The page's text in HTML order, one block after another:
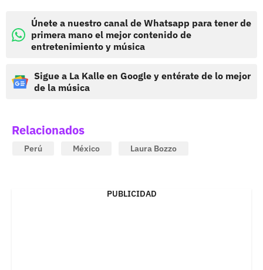
Únete a nuestro canal de Whatsapp para tener de
primera mano el mejor contenido de
entretenimiento y música
Sigue a La Kalle en Google y entérate de lo mejor
de la música
Relacionados
Perú México Laura Bozzo
PUBLICIDAD